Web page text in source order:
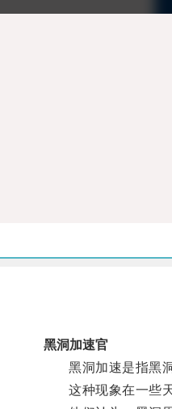
黑洞加速官
黑洞加速是指黑洞
这种现象在一些天